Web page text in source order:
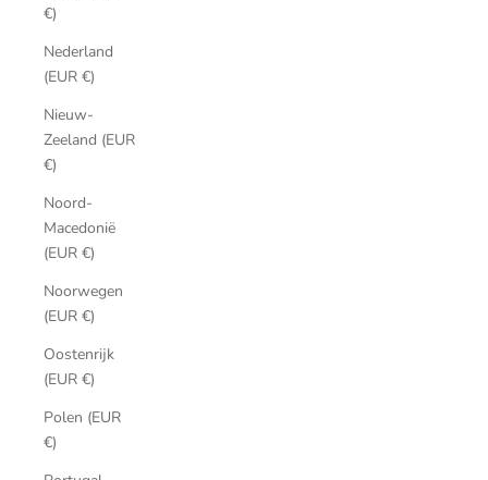
€)
Nederland
(EUR €)
Nieuw-
Zeeland (EUR
€)
Noord-
Macedonië
(EUR €)
Noorwegen
(EUR €)
Oostenrijk
(EUR €)
Polen (EUR
€)